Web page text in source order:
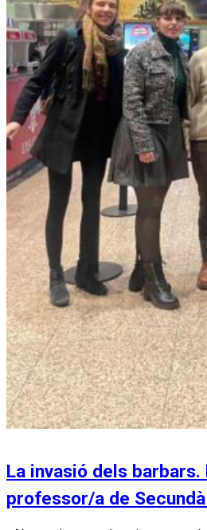
La invasió dels
professor/a de